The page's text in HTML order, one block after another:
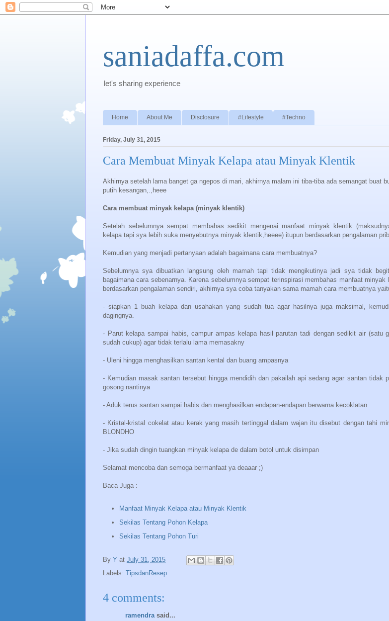
saniadaffa.com
let's sharing experience
Home About Me Disclosure #Lifestyle #Techno
Friday, July 31, 2015
Cara Membuat Minyak Kelapa atau Minyak Klentik
Akhirnya setelah lama banget ga ngepos di mari, akhirnya malam ini tiba-tiba ada semangat buat
putih kesangan,.,heee
Cara membuat minyak kelapa (minyak klentik)
Setelah sebelumnya sempat membahas sedikit mengenai manfaat minyak klentik
kelapa tapi sya lebih suka menyebutnya minyak klentik,heeee) itupun berdasarkan pengalaman
Kemudian yang menjadi pertanyaan adalah bagaimana cara membuatnya?
Sebelumnya sya dibuatkan langsung oleh mamah tapi tidak mengikutinya jadi sya tidak
bagaimana cara sebenarnya. Karena sebelumnya sempat terinspirasi membahas manfaat minyak
berdasarkan pengalaman sendiri, akhirnya sya coba tanyakan sama mamah cara membuatnya
- siapkan 1 buah kelapa dan usahakan yang sudah tua agar hasilnya juga maksimal,
dagingnya.
- Parut kelapa sampai habis, campur ampas kelapa hasil parutan tadi dengan sedikit air (satu
sudah cukup) agar tidak terlalu lama memasakny
- Uleni hingga menghasilkan santan kental dan buang ampasnya
- Kemudian masak santan tersebut hingga mendidih dan pakailah api sedang agar santan tidak
gosong nantinya
- Aduk terus santan sampai habis dan menghasilkan endapan-endapan berwarna kecoklatan
- Kristal-kristal cokelat atau kerak yang masih tertinggal dalam wajan itu disebut dengan tahi
BLONDHO
- Jika sudah dingin tuangkan minyak kelapa de dalam botol untuk disimpan
Selamat mencoba dan semoga bermanfaat ya deaaar ;)
Baca Juga :
Manfaat Minyak Kelapa atau Minyak Klentik
Sekilas Tentang Pohon Kelapa
Sekilas Tentang Pohon Turi
By Y at July 31, 2015
Labels: TipsdanResep
4 comments:
ramendra said...